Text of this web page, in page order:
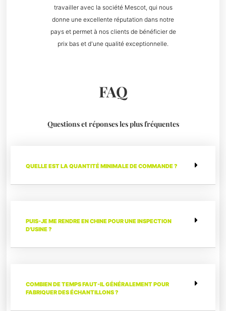
travailler avec la société Mescot, qui nous
donne une excellente réputation dans notre
pays et permet à nos clients de bénéficier de
prix bas et d'une qualité exceptionnelle.
FAQ
Questions et réponses les plus fréquentes
QUELLE EST LA QUANTITÉ MINIMALE DE COMMANDE ?
PUIS-JE ME RENDRE EN CHINE POUR UNE INSPECTION
D'USINE ?
COMBIEN DE TEMPS FAUT-IL GÉNÉRALEMENT POUR
FABRIQUER DES ÉCHANTILLONS ?